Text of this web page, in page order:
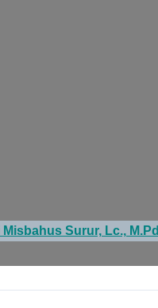
Misbahus Surur, Lc., M.Pd